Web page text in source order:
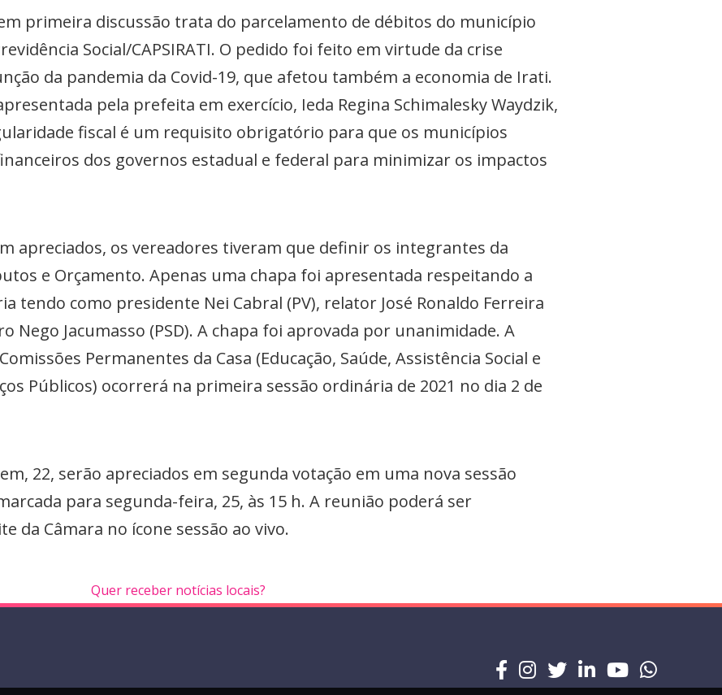
primeira discussão trata do parcelamento de débitos do município
Social/CAPSIRATI. O pedido foi feito em virtude da crise
da pandemia da Covid-19, que afetou também a economia de Irati.
pela prefeita em exercício, Ieda Regina Schimalesky Waydzik,
fiscal é um requisito obrigatório para que os municípios
dos governos estadual e federal para minimizar os impactos
apreciados, os vereadores tiveram que definir os integrantes da
e Orçamento. Apenas uma chapa foi apresentada respeitando a
tendo como presidente Nei Cabral (PV), relator José Ronaldo Ferreira
Nego Jacumasso (PSD). A chapa foi aprovada por unanimidade. A
Permanentes da Casa (Educação, Saúde, Assistência Social e
Públicos) ocorrerá na primeira sessão ordinária de 2021 no dia 2 de
22, serão apreciados em segunda votação em uma nova sessão
para segunda-feira, 25, às 15 h. A reunião poderá ser
da Câmara no ícone sessão ao vivo.
Quer receber notícias locais?